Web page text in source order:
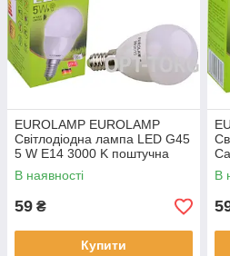
EUROLAMP EUROLAMP
Світлодіодна лампа LED G45
5 W E14 3000 K поштучна
акція (50)
В наявності
59 ₴
Купити
В